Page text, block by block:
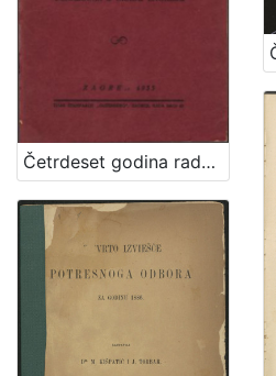
Četrdeset godina radničkoga osiguranja u gradu Zagrebu : 1893-1933 / Ante Mudrinić